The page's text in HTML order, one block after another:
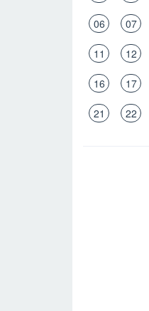
06 07
11 12
16 17
21 22